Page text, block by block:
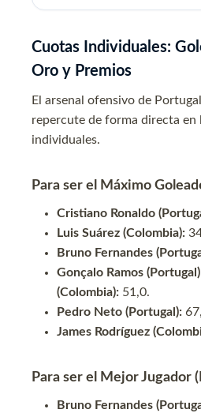
Cuotas Individuales:
Oro y Premios
El arsenal ofensivo de
repercute de forma directa en
individuales.
Para ser el Máximo
Cristiano Ronaldo
Luis Suárez (Colombia):
Bruno Fernandes
Gonçalo Ramos
(Colombia): 51,0.
Pedro Neto (Portugal):
James Rodríguez
Para ser el Mejor Jugador
Bruno Fernandes